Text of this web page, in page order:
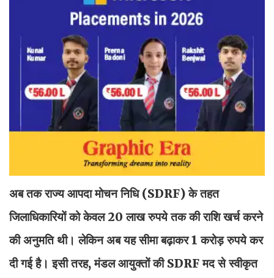
अब तक राज्य आपदा मोचन निधि (SDRF) के तहत
जिलाधिकारियों को केवल 20 लाख रुपये तक की राशि खर्च करने
की अनुमति थी। लेकिन अब यह सीमा बढ़ाकर 1 करोड़ रुपये कर
दी गई है। इसी तरह, मंडल आयुक्तों की SDRF मद से स्वीकृत